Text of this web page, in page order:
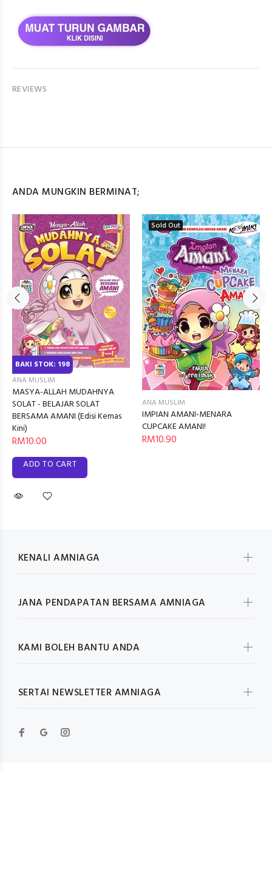
REVIEWS
ANDA MUNGKIN BERMINAT;
BAKI STOK: 198
ANA MUSLIM
MASYA-ALLAH MUDAHNYA
SOLAT - BELAJAR SOLAT
BERSAMA AMANI (Edisi Kemas
Kini)
RM10.00
ADD TO CART
Sold Out
ANA MUSLIM
IMPIAN AMANI-MENARA
CUPCAKE AMANI!
RM10.90
KENALI AMNIAGA
JANA PENDAPATAN BERSAMA AMNIAGA
KAMI BOLEH BANTU ANDA
SERTAI NEWSLETTER AMNIAGA